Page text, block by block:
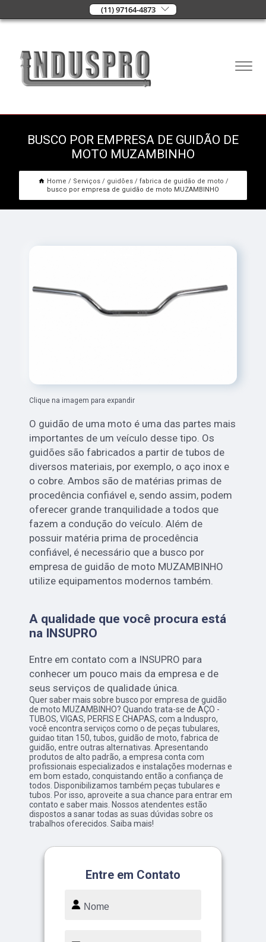
(11) 97164-4873
BUSCO POR EMPRESA DE GUIDÃO DE
MOTO MUZAMBINHO
Home Serviços guidões
fabrica de guidão de moto
busco por empresa de guidão de moto MUZAMBINHO
Clique na imagem para expandir
O guidão de uma moto é uma das partes mais
importantes de um veículo desse tipo. Os
guidões são fabricados a partir de tubos de
diversos materiais, por exemplo, o aço inox e
o cobre. Ambos são de matérias primas de
procedência confiável e, sendo assim, podem
oferecer grande tranquilidade a todos que
fazem a condução do veículo. Além de
possuir matéria prima de procedência
confiável, é necessário que a busco por
empresa de guidão de moto MUZAMBINHO
utilize equipamentos modernos também.
A qualidade que você procura está
na INSUPRO
Entre em contato com a INSUPRO para
conhecer um pouco mais da empresa e de
seus serviços de qualidade única.
Quer saber mais sobre busco por empresa de guidão
de moto MUZAMBINHO? Quando trata-se de AÇO -
TUBOS, VIGAS, PERFIS E CHAPAS, com a Induspro,
você encontra serviços como o de peças tubulares,
guidao titan 150, tubos, guidão de moto, fabrica de
guidão, entre outras alternativas. Apresentando
produtos de alto padrão, a empresa conta com
profissionais especializados e instalações modernas e
em bom estado, conquistando então a confiança de
todos. Disponibilizamos também peças tubulares e
tubos. Por isso, aproveite a sua chance para entrar em
contato e saber mais. Nossos atendentes estão
dispostos a sanar todas as suas dúvidas sobre os
trabalhos oferecidos. Saiba mais!
Entre em Contato